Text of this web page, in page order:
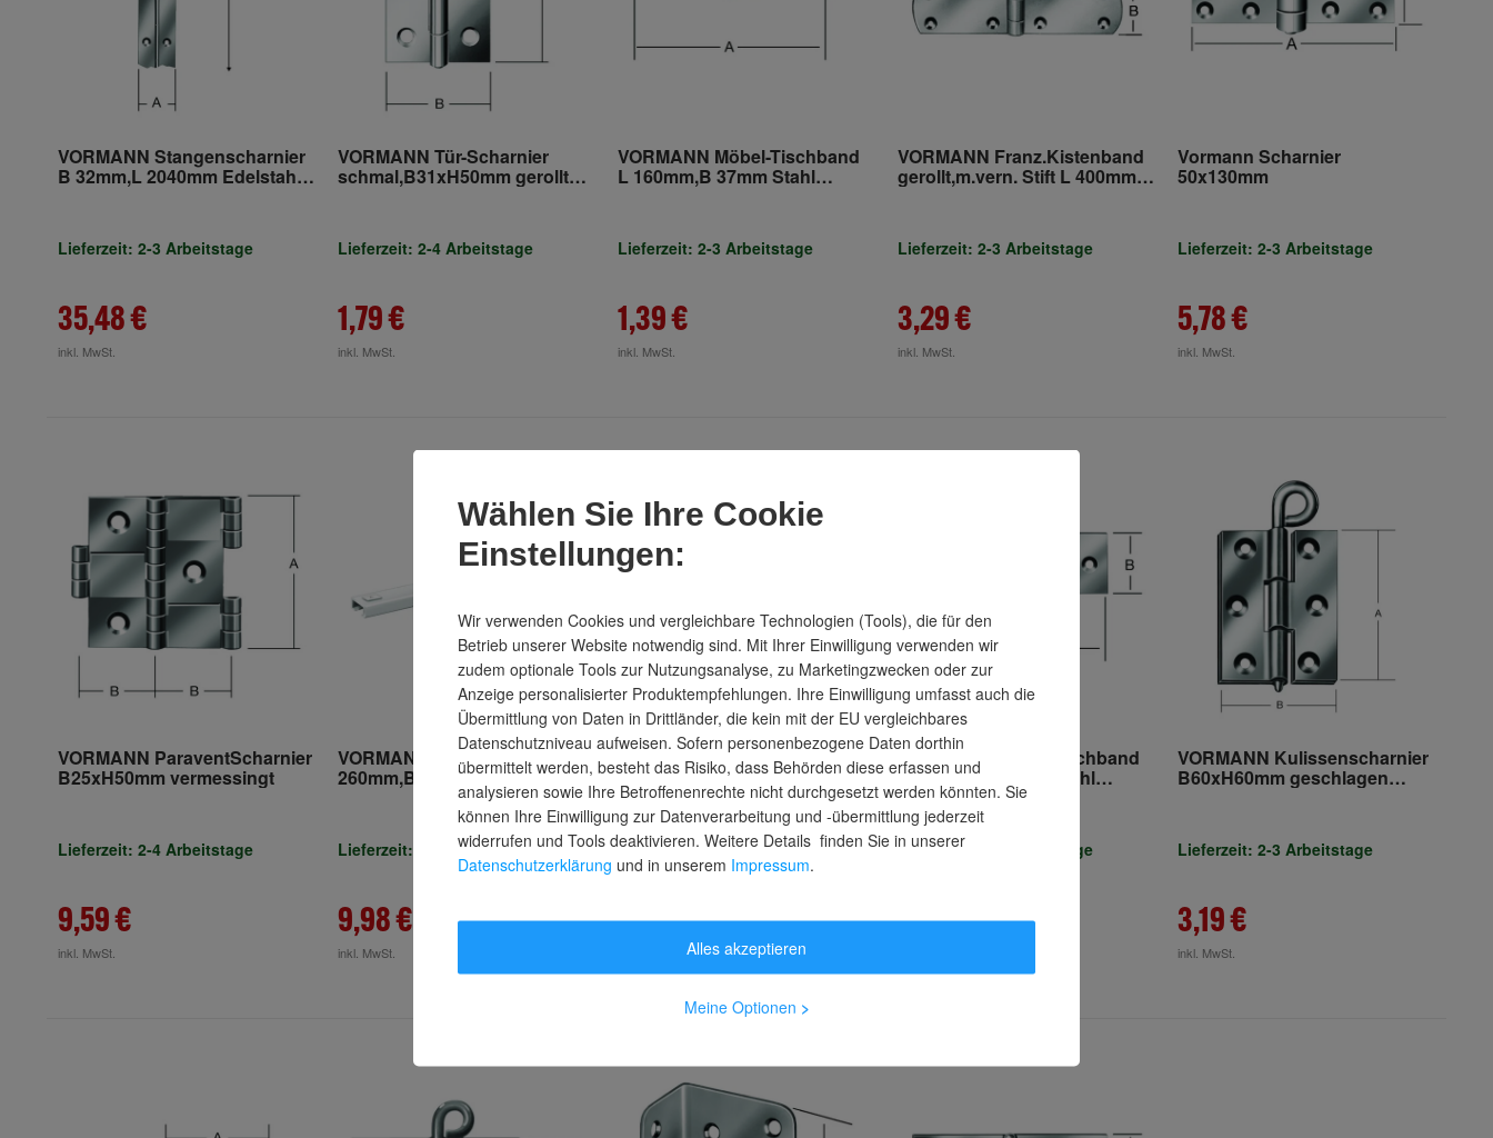
VORMANN Stangenscharnier
B 32mm,L 2040mm Edelstahl
Lieferzeit: 2-3 Arbeitstage
35,48 €
inkl. MwSt.
VORMANN Tür-Scharnier
schmal,B31xH50mm gerollt
Lieferzeit: 2-4 Arbeitstage
1,79 €
inkl. MwSt.
VORMANN Möbel-Tischband
L 160mm,B 37mm Stahl
Lieferzeit: 2-3 Arbeitstage
1,39 €
inkl. MwSt.
VORMANN Franz.Kistenband
gerollt,m.vern. Stift L 400mm
Lieferzeit: 2-3 Arbeitstage
3,29 €
inkl. MwSt.
Vormann Scharnier
50x130mm
Lieferzeit: 2-3 Arbeitstage
5,78 €
inkl. MwSt.
VORMANN ParaventScharnier
B25xH50mm vermessingt
Lieferzeit: 2-4 Arbeitstage
9,59 €
inkl. MwSt.
VORMANN Heizkörperkons. L
260mm,B 35mm zum
Anschrauben Stahl verzinkt
Lieferzeit: 2-3 Arbeitstage
9,98 €
inkl. MwSt.
Vormann Stegkonsole
L.300mm H.200mm B.30mm
S.4mm weiß Trgf.300kg
Lieferzeit: 2-3 Arbeitstage
6,19 €
VORMANN Möbel-Tischband
L 140mm,B 34mm Stahl
verzinkt
Lieferzeit: 2-3 Arbeitstage
1,09 €
VORMANN Kulissenscharnier
B60xH60mm geschlagen
Lieferzeit: 2-3 Arbeitstage
3,19 €
inkl. MwSt.
Wählen Sie Ihre Cookie
Einstellungen:
Wir verwenden Cookies und vergleichbare Technologien (Tools), die für den
Betrieb unserer Website notwendig sind. Mit Ihrer Einwilligung verwenden wir
zudem optionale Tools zur Nutzungsanalyse, zu Marketingzwecken oder zur
Anzeige personalisierter Produktempfehlungen. Ihre Einwilligung umfasst auch die
Übermittlung von Daten in Drittländer, die kein mit der EU vergleichbares
Datenschutzniveau aufweisen. Sofern personenbezogene Daten dorthin
übermittelt werden, besteht das Risiko, dass Behörden diese erfassen und
analysieren sowie Ihre Betroffenenrechte nicht durchgesetzt werden könnten. Sie
können Ihre Einwilligung zur Datenverarbeitung und -übermittlung jederzeit
widerrufen und Tools deaktivieren. Weitere Details finden Sie in unserer
Datenschutzerklärung und in unserem Impressum.
Alles akzeptieren
Meine Optionen >